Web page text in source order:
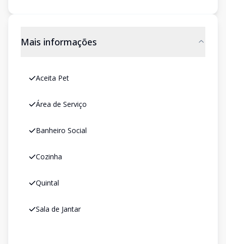
Mais informações
Aceita Pet
Área de Serviço
Banheiro Social
Cozinha
Quintal
Sala de Jantar